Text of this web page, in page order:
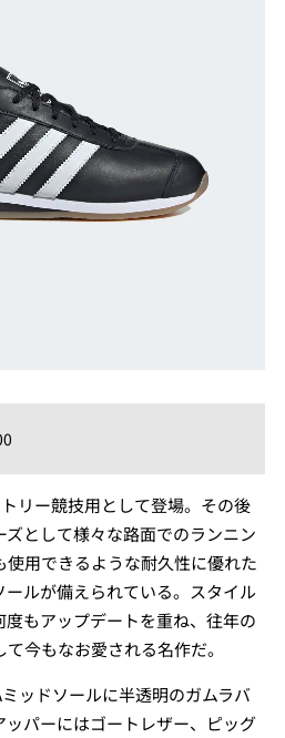
リー競技用として登場。その後
として様々な路面でのランニン
用できるような耐久性に優れた
ルが備えられている。スタイル
もアップデートを重ね、往年の
今もなお愛される名作だ。
ミッドソールに半透明のガムラバ
パーにはゴートレザー、ピッグ